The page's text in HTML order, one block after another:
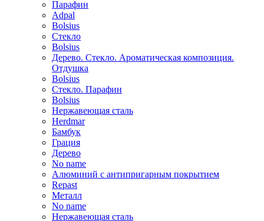
Парафин
Adpal
Bolsius
Стекло
Bolsius
Дерево. Стекло. Ароматическая композиция.
Отдушка
Bolsius
Стекло. Парафин
Bolsius
Нержавеющая сталь
Herdmar
Бамбук
Грация
Дерево
No name
Алюминий с антипригарным покрытием
Repast
Металл
No name
Нержавеющая сталь